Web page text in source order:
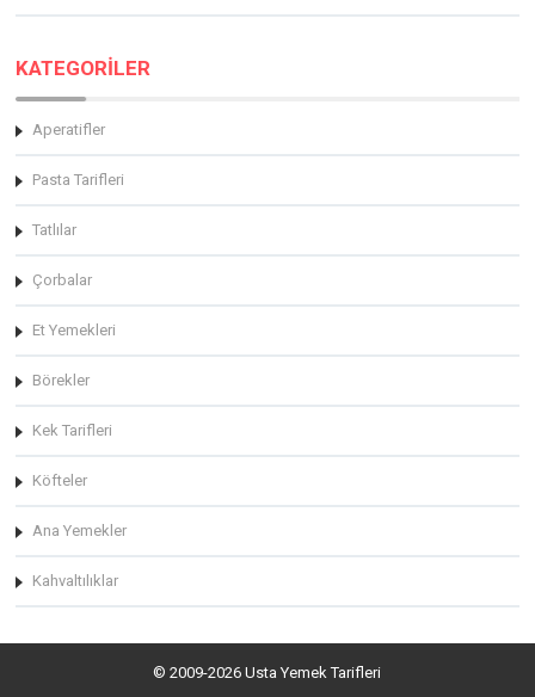
KATEGORİLER
Aperatifler
Pasta Tarifleri
Tatlılar
Çorbalar
Et Yemekleri
Börekler
Kek Tarifleri
Köfteler
Ana Yemekler
Kahvaltılıklar
© 2009-2026 Usta Yemek Tarifleri